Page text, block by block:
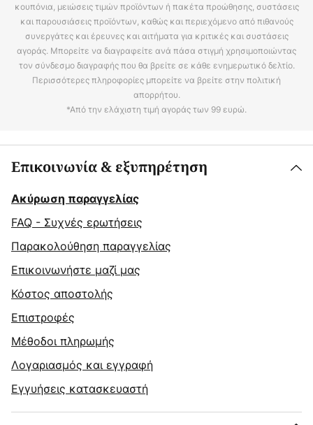
κουπόνια, μειώσεις τιμών προϊόντων ή πακέτα προώθησης, συστάσεις
και παρουσιάσεις προϊόντων, καθώς και περιεχόμενο από πιθανούς
συνεργάτες και έρευνες και αιτήματα για κριτικές και συστάσεις
αγοράς. Μπορείτε να διαγραφείτε ανά πάσα στιγμή χρησιμοποιώντας
τον σύνδεσμο διαγραφής που θα βρείτε σε κάθε ενημερωτικό δελτίο.
Περισσότερες πληροφορίες μπορείτε να βρείτε στην πολιτική
απορρήτου.
*Από την ελάχιστη τιμή αγοράς των 99 ευρώ.
Επικοινωνία & εξυπηρέτηση
Ακύρωση παραγγελίας
FAQ - Συχνές ερωτήσεις
Παρακολούθηση παραγγελίας
Επικοινωνήστε μαζί μας
Κόστος αποστολής
Επιστροφές
Μέθοδοι πληρωμής
Λογαριασμός και εγγραφή
Εγγυήσεις κατασκευαστή